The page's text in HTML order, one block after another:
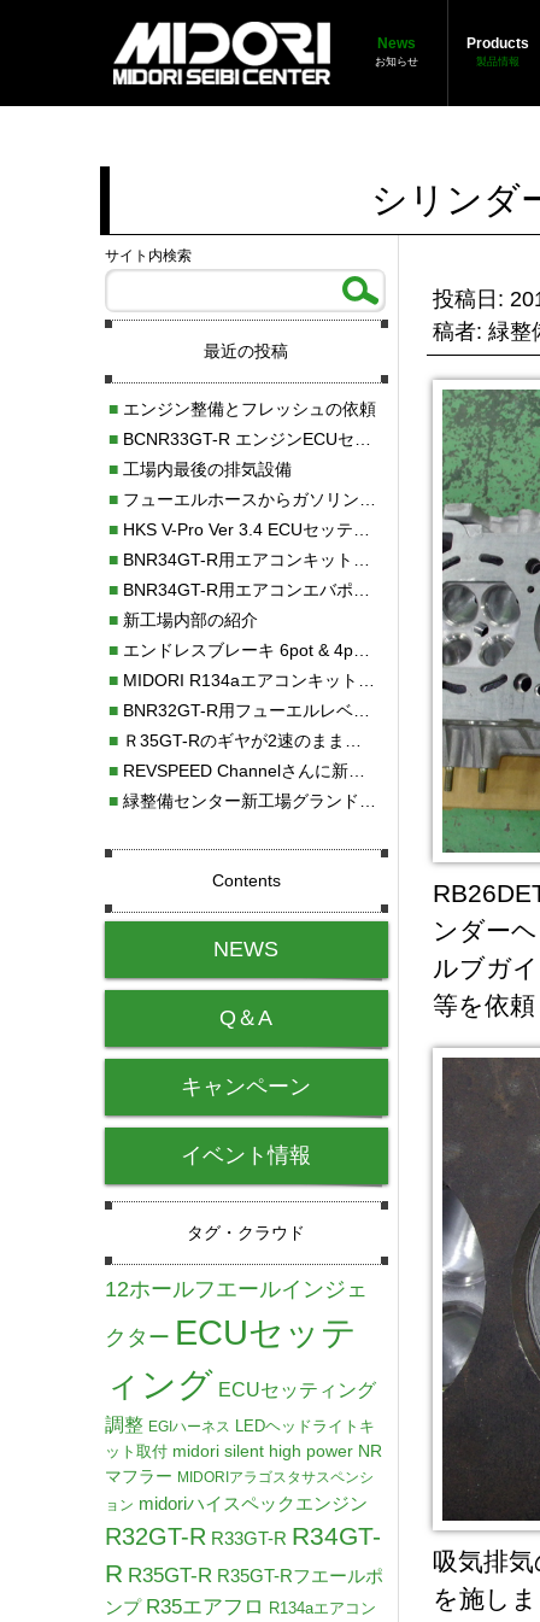
News
お知らせ
Products
製品情報
シリンダ
投稿日:
稿者: 緑整
ンダー
ルブガ
等を依
吸気排
を施し
サイト内検索
最近の投稿
■エンジン整備とフレッシュの依頼
■BCNR33GT-R エンジンECUセッティング調整
■工場内最後の排気設備
■フューエルホースからガソリン漏れ
■HKS V-Pro Ver 3.4 ECUセッティング
■BNR34GT-R用エアコンキット新発売！！
■BNR34GT-R用エアコンエバポレーターを新発売！！
■新工場内部の紹介
■エンドレスブレーキ 6pot & 4potオーバーホール
■MIDORI R134aエアコンキットタイプⅡ取り付け
■BNR32GT-R用フューエルレベルセンサー新発売！！
■Ｒ35GT-Rのギヤが2速のまま変速しない！！
■REVSPEED Channelさんに新社屋を紹介していただきました!!
■緑整備センター新工場グランドオープン・続報
Contents
NEWS
Q＆A
キャンペーン
イベント情報
タグ・クラウド
12ホールフエールインジェ
クター ECUセッテ
ィング ECUセッティング
調整 EGIハーネス LEDヘッドライトキ
ット取付 midori silent high power NR
マフラー MIDORIアラゴスタサスペンシ
ョン midoriハイスペックエンジン
R32GT-R R33GT-R R34GT-
R R35GT-R R35GT-Rフエールポ
ンプ R35エアフロ R134aエアコン